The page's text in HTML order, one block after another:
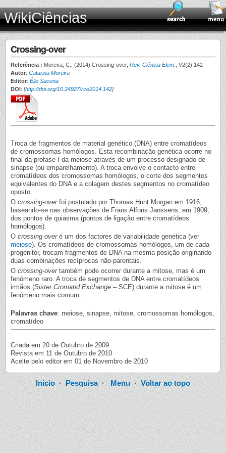
WikiCiências
Crossing-over
Referência : Moreira, C., (2014) Crossing-over, Rev. Ciência Elem.
, V2(2):142
Autor: Catarina Moreira
Editor: Élio Sucena
DOI: [http://doi.org/10.24927/rce2014.142]
Troca de fragmentos de material genético (DNA) entre cromatídeos
de cromossomas homólogos. Esta recombinação genética ocorre no
final da profase I da meiose através de um processo designado de
sinapse (ou emparelhamento). A troca envolve o contacto entre
cromatídeos dos cromossomas homólogos, o corte dos segmentos
equivalentes do DNA e a colagem destes segmentos no cromatídeo
oposto.
O crossing-overfoi postulado por Thomas Hunt Morgan em 1916,
baseando-se nas observações de Frans Alfons Janssens, em 1909,
dos pontos de quiasma (pontos de ligação entre cromatídeos
homólogos).
O crossing-overé um dos factores de variabilidade genética (ver
meiose). Os cromatídeos de cromossomas homólogos, um de cada
progenitor, trocam fragmentos de DNA na mesma posição originando
duas combinações recíprocas não-parentais.
O crossing-overtambém pode ocorrer durante a mitose, mas é um
fenómeno raro. A troca de segmentos de DNA entre cromatídeos
irmãos (Sister Cromatid Exchange – SCE) durante a mitose é um
fenómeno mais comum.
Palavras chave: meiose, sinapse, mitose, cromossomas homólogos,
cromatídeo
Criada em 20 de Outubro de 2009
Revista em 11 de Outubro de 2010
Aceite pelo editor em 01 de Novembro de 2010
Início·Pesquisa·Menu ·Voltar ao topo